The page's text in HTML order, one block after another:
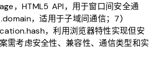
，HTML5 API，用于窗口间安全通
，适用于子域间通信；7)
，利用浏览器特性实现但安
需考虑安全性、兼容性、通信类型和实